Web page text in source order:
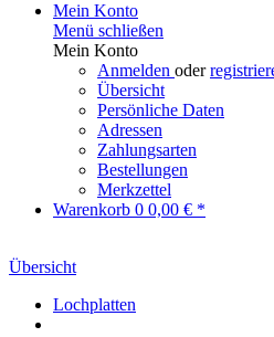
Mein Konto
Menü schließen
Mein Konto
Anmelden oder
Übersicht
Persönliche Daten
Adressen
Zahlungsarten
Bestellungen
Merkzettel
Warenkorb 0 0,00 € *
Übersicht
Lochplatten